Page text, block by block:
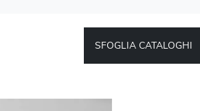
SFOGLIA CATALOGHI